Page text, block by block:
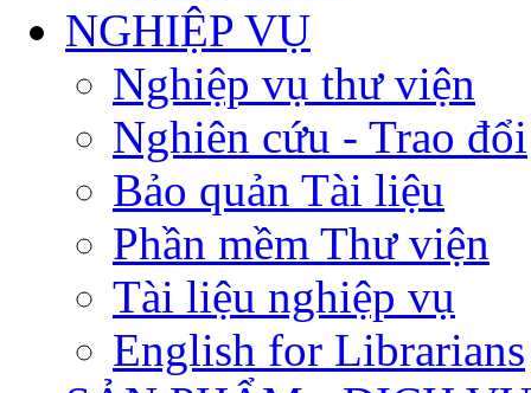
NGHIỆP VỤ
Nghiệp vụ thư viện
Nghiên cứu - Trao đổi
Bảo quản Tài liệu
Phần mềm Thư viện
Tài liệu nghiệp vụ
English for Librarians